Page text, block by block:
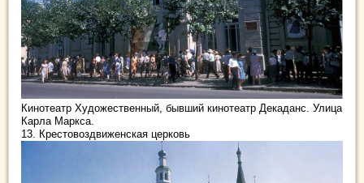
Кинотеатр Художественный, бывший кинотеатр Декаданс. Улица
Карла Маркса.
13. Крестовоздвиженская церковь